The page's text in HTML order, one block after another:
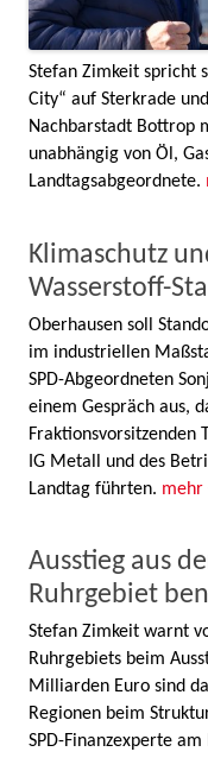
Stefan Zimkeit spricht
City“ auf Sterkrade
Nachbarstadt Bottrop
unabhängig von Öl,
Landtagsabgeordnete.
Klimaschutz
Wasserstoff-
Oberhausen soll
im industriellen
SPD-Abgeordneten
einem Gespräch aus,
Fraktionsvorsitzenden
IG Metall und des
Landtag führten.
Ausstieg aus
Ruhrgebiet
Stefan Zimkeit warnt
Ruhrgebiets beim
Milliarden Euro sind
Regionen beim
SPD-Finanzexperte